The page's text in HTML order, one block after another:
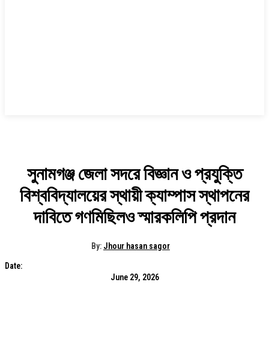
সুনামগঞ্জ জেলা সদরে বিজ্ঞান ও প্রযুক্তি
বিশ্ববিদ্যালয়ের স্থায়ী ক্যাম্পাস স্থাপনের
দাবিতে গণমিছিলও স্মারকলিপি প্রদান
By: Jhour hasan sagor
Date:
June 29, 2026